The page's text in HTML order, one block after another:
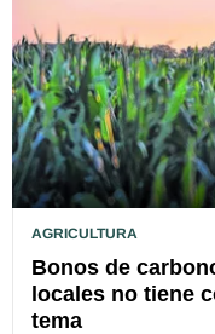
AGRICULTURA
Bonos de
locales no tiene
tema